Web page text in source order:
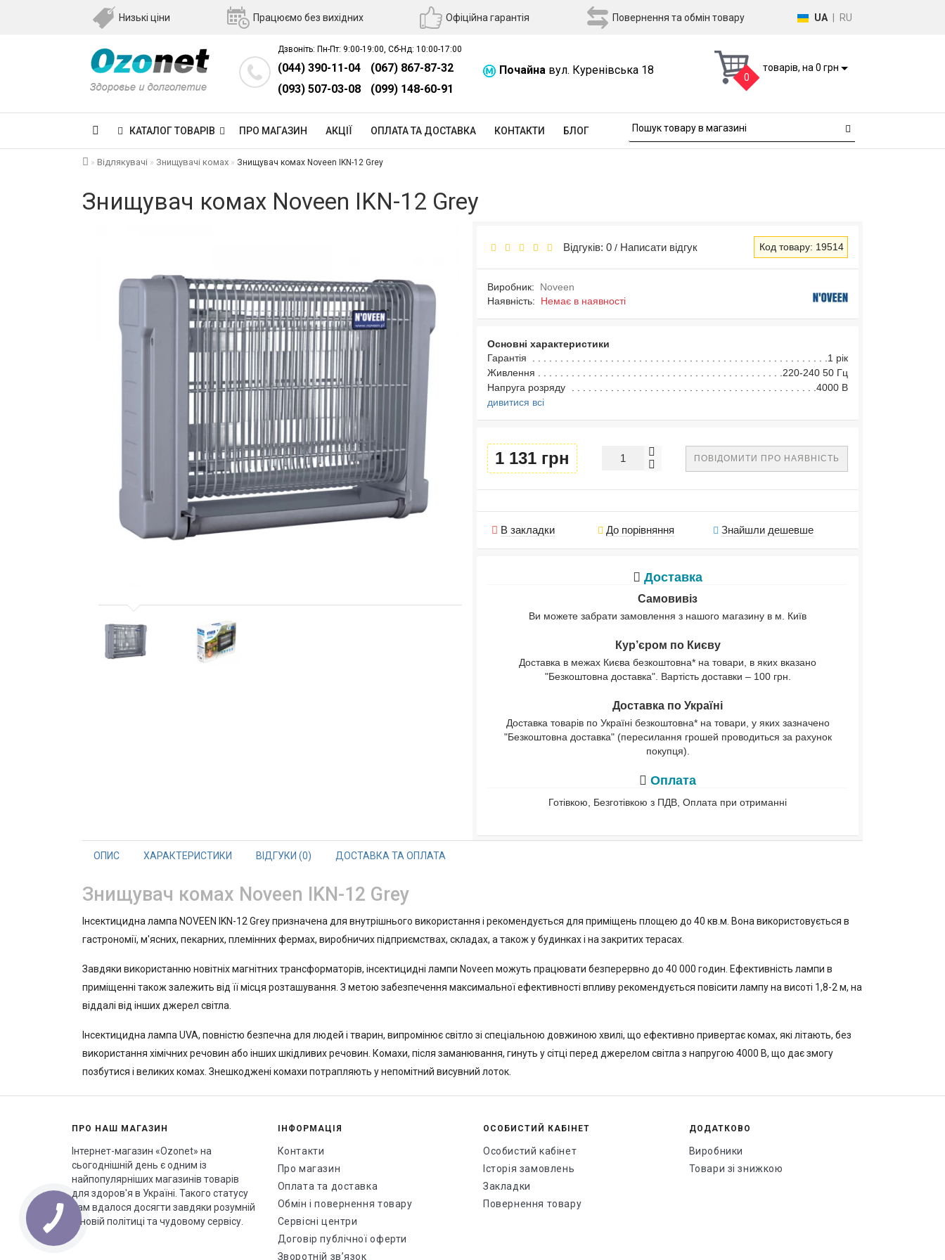
Низькі ціни Працюємо без вихідних Офіційна гарантія Повернення та обмін товару UA RU
Дзвоніть: Пн-Пт: 9:00-19:00, Сб-Нд: 10:00-17:00
(044) 390-11-04
(067) 867-87-32
(093) 507-03-08
(099) 148-60-91
Почайна вул. Куренівська 18
0
товарів, на 0 грн
КАТАЛОГ ТОВАРІВ ПРО МАГАЗИН АКЦІЇ ОПЛАТА ТА ДОСТАВКА КОНТАКТИ БЛОГ
Відлякувачі Знищувачі комах Знищувач комах Noveen IKN-12 Grey
Знищувач комах Noveen IKN-12 Grey
Відгуків: 0 / Написати відгук Код товару: 19514
Виробник:
Noveen
Наявність: Немає в наявності
Основні характеристики
Гарантія
1 рік
Живлення
220-240 50 Гц
Напруга розряду
4000 В
дивитися всі
1 131 грн ПОВІДОМИТИ ПРО НАЯВНІСТЬ
В закладки До порівняння Знайшли дешевше
Доставка
Самовивіз
Ви можете забрати замовлення з нашого магазину в м. Київ
Кур’єром по Києву
Доставка в межах Києва безкоштовна* на товари, в яких вказано
"Безкоштовна доставка". Вартість доставки – 100 грн.
Доставка по Україні
Доставка товарів по Україні безкоштовна* на товари, у яких зазначено
"Безкоштовна доставка" (пересилання грошей проводиться за рахунок
покупця).
Оплата
Готівкою, Безготівкою з ПДВ, Оплата при отриманні
ОПИС ХАРАКТЕРИСТИКИ ВІДГУКИ (0) ДОСТАВКА ТА ОПЛАТА
Знищувач комах Noveen IKN-12 Grey
Інсектицидна лампа NOVEEN IKN-12 Grey призначена для внутрішнього використання і рекомендується для приміщень площею до 40 кв.м. Вона використовується в
гастрономії, м'ясних, пекарних, племінних фермах, виробничих підприємствах, складах, а також у будинках і на закритих терасах.
Завдяки використанню новітніх магнітних трансформаторів, інсектицидні лампи Noveen можуть працювати безперервно до 40 000 годин. Ефективність лампи в
приміщенні також залежить від її місця розташування. З метою забезпечення максимальної ефективності впливу рекомендується повісити лампу на висоті 1,8-2 м, на
віддалі від інших джерел світла.
Інсектицидна лампа UVA, повністю безпечна для людей і тварин, випромінює світло зі спеціальною довжиною хвилі, що ефективно привертає комах, які літають, без
використання хімічних речовин або інших шкідливих речовин. Комахи, після заманювання, гинуть у сітці перед джерелом світла з напругою 4000 В, що дає змогу
позбутися і великих комах. Знешкоджені комахи потрапляють у непомітний висувний лоток.
ПРО НАШ МАГАЗИН
Інтернет-магазин «Ozonet» на
сьогоднішній день є одним із
найпопулярніших магазинів товарів
для здоров'я в Україні. Такого статусу
нам вдалося досягти завдяки розумній
ціновій політиці та чудовому сервісу.
ІНФОРМАЦІЯ
Контакти
Про магазин
Оплата та доставка
Обмін і повернення товару
Сервісні центри
Договір публічної оферти
Зворотній зв’язок
ОСОБИСТИЙ КАБІНЕТ
Особистий кабінет
Історія замовлень
Закладки
Повернення товару
ДОДАТКОВО
Виробники
Товари зі знижкою